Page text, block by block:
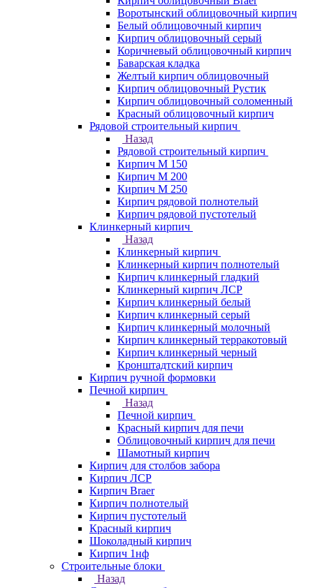
Воротынский облицовочный кирпич
Белый облицовочный кирпич
Кирпич облицовочный серый
Коричневый облицовочный кирпич
Баварская кладка
Желтый кирпич облицовочный
Кирпич облицовочный Рустик
Кирпич облицовочный соломенный
Красный облицовочный кирпич
Рядовой строительный кирпич
Назад
Рядовой строительный кирпич
Кирпич М 150
Кирпич М 200
Кирпич М 250
Кирпич рядовой полнотелый
Кирпич рядовой пустотелый
Клинкерный кирпич
Назад
Клинкерный кирпич
Клинкерный кирпич полнотелый
Кирпич клинкерный гладкий
Клинкерный кирпич ЛСР
Кирпич клинкерный белый
Кирпич клинкерный серый
Кирпич клинкерный молочный
Кирпич клинкерный терракотовый
Кирпич клинкерный черный
Кронштадтский кирпич
Кирпич ручной формовки
Печной кирпич
Назад
Печной кирпич
Красный кирпич для печи
Облицовочный кирпич для печи
Шамотный кирпич
Кирпич для столбов забора
Кирпич ЛСР
Кирпич Braer
Кирпич полнотелый
Кирпич пустотелый
Красный кирпич
Шоколадный кирпич
Кирпич 1нф
Строительные блоки
Назад